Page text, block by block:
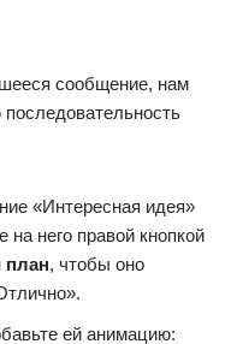
сообщение, нам
«Интересная идея»
на него правой кнопкой
план, чтобы оно
ей анимацию: